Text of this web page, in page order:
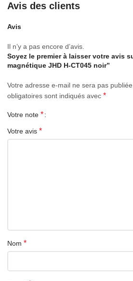
vous permet de faire pivoter
Avis des clients
Avis
Il n’y a pas encore d’avis.
Soyez le premier à laisser votre avis
magnétique JHD H-CT045 noir”
Votre adresse e-mail ne sera pas
obligatoires sont indiqués avec *
Votre note *
Votre avis *
Nom *